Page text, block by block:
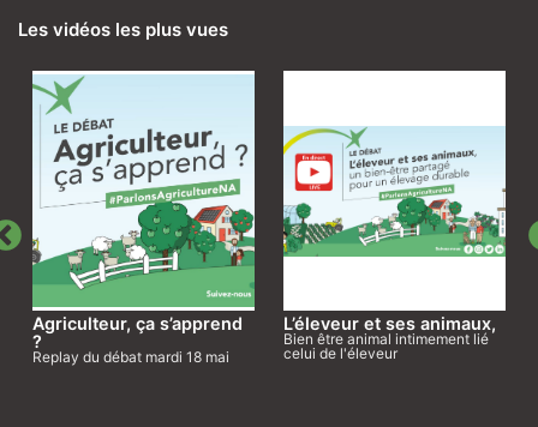
Les vidéos les plus vues
Agriculteur, ça s’apprend
?
Replay du débat mardi 18 mai
L’éleveur et ses animaux,
Bien être animal intimement lié
celui de l'éleveur